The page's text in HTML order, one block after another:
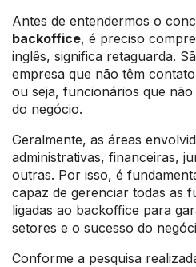
Antes de entendermos o
backoffice, é preciso
inglês, significa retaguarda.
empresa que não têm
ou seja, funcionários que
do negócio.
Geralmente, as áreas
administrativas, financeiras,
outras. Por isso, é
capaz de gerenciar todas as
ligadas ao backoffice para
setores e o sucesso do
Conforme a pesquisa